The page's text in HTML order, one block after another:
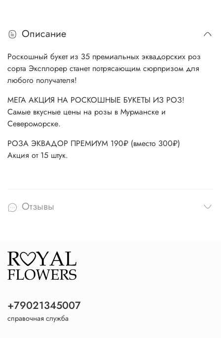
Описание
Роскошный букет из 35 премиальных эквадорских роз
сорта Эксплорер станет потрясающим сюрпризом для
любого получателя!
МЕГА АКЦИЯ НА РОСКОШНЫЕ БУКЕТЫ ИЗ РОЗ!
Самые вкусные цены на розы в Мурманске и
Североморске.
РОЗА ЭКВАДОР ПРЕМИУМ 190₽ (вместо 300₽)
Акция от 15 штук.
Отзывы
+79021345007
справочная служба